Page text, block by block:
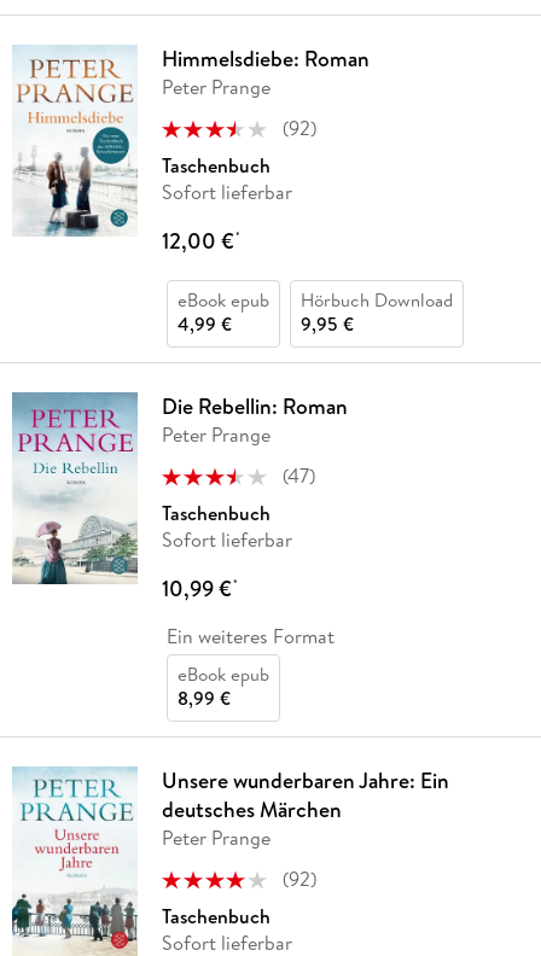
Himmelsdiebe: Roman
Peter Prange
(92)
Taschenbuch
Sofort lieferbar
12,00 €*
eBook epub
4,99 €
Hörbuch Download
9,95 €
Die Rebellin: Roman
Peter Prange
(47)
Taschenbuch
Sofort lieferbar
10,99 €*
Ein weiteres Format
eBook epub
8,99 €
Unsere wunderbaren Jahre: Ein
deutsches Märchen
Peter Prange
(92)
Taschenbuch
Sofort lieferbar